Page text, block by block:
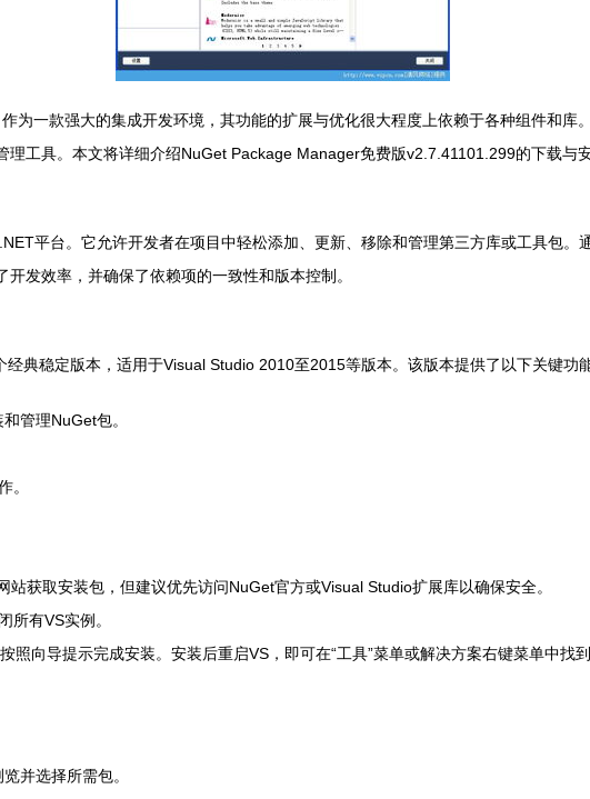
为一款强大的集成开发环境，其功能的扩展与优化很大程度上依赖于各种组件和
工具。本文将详细介绍NuGet Package Manager免费版v2.7.41101.299的下载与
平台。它允许开发者在项目中轻松添加、更新、移除和管理第三方库或工具包。
发效率，并确保了依赖项的一致性和版本控制。
典稳定版本，适用于Visual Studio 2010至2015等版本。该版本提供了以下关键功
管理NuGet包。
。
站获取安装包，但建议优先访问NuGet官方或Visual Studio扩展库以确保安全。
所有VS实例。
照向导提示完成安装。安装后重启VS，即可在“工具”菜单或解决方案右键菜单中找
并选择所需包。